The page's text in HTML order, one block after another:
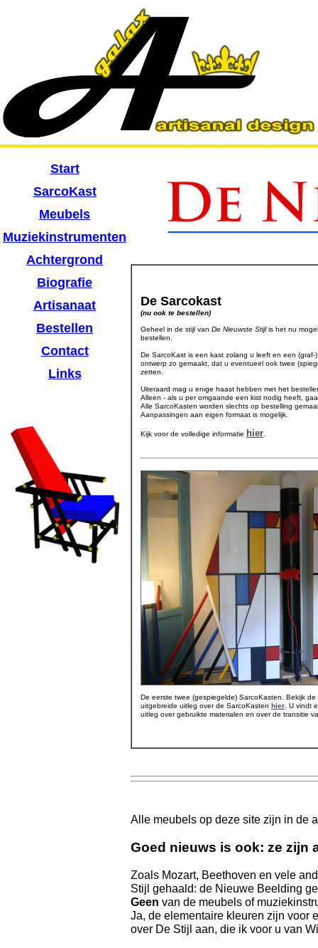
Start
SarcoKast
Meubels
Muziekinstrumenten
Achtergrond
Biografie
Artisanaat
Bestellen
Contact
Links
De Sarcokast
(nu ook te bestellen)
Geheel in de stijl van De Nieuwste Stijlis het nu
bestellen.
De SarcoKast is een kast zolang u leeft en een
ontwerp zo gemaakt, dat u eventueel ook twee
zetten.
Uiteraard mag u enige haast hebben met het
Alleen - als u per omgaande een kist nodig heeft,
Alle SarcoKasten worden slechts op bestelling
Aanpassingen aan eigen formaat is mogelijk.
Kijk voor de volledige informatie hier.
De eerste twee (gespiegelde) SarcoKasten. Bekijk
uitgebreide uitleg over de SarcoKasten hier . U vindt
uitleg over gebruikte materialen en over de transitie
Alle meubels op deze site zijn in de
Goed nieuws is ook: ze zijn
Zoals Mozart, Beethoven en vele
Stijl gehaald: de Nieuwe Beelding
Geen van de meubels of
Ja, de elementaire kleuren zijn voor
over De Stijl aan, die ik voor u van